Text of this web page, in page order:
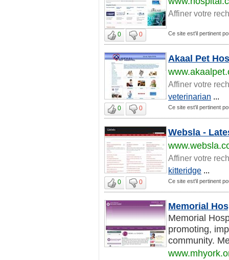
Affiner votre
0 0 Ce site est'il pertinent
Akaal Pet
Affiner votre
veterinarian ...
0 0 Ce site est'il pertinent
Websla -
Affiner votre
kitteridge ...
0 0 Ce site est'il pertinent
Memorial
Memorial
promoting,
community.